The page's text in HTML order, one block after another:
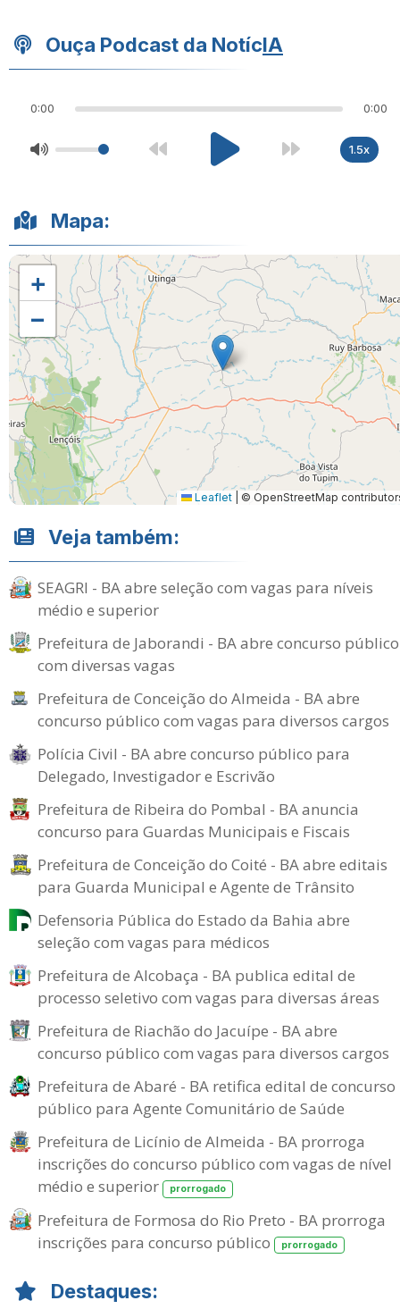
Ouça Podcast da NotícIA
0:00 0:00
1.5x
Mapa:
+
−
Leaflet © OpenStreetMap
Veja também:
SEAGRI - BA abre seleção com vagas para níveis
médio e superior
Prefeitura de Jaborandi - BA abre concurso público
com diversas vagas
Prefeitura de Conceição do Almeida - BA abre
concurso público com vagas para diversos cargos
Polícia Civil - BA abre concurso público para
Delegado, Investigador e Escrivão
Prefeitura de Ribeira do Pombal - BA anuncia
concurso para Guardas Municipais e Fiscais
Prefeitura de Conceição do Coité - BA abre editais
para Guarda Municipal e Agente de Trânsito
Defensoria Pública do Estado da Bahia abre
seleção com vagas para médicos
Prefeitura de Alcobaça - BA publica edital de
processo seletivo com vagas para diversas áreas
Prefeitura de Riachão do Jacuípe - BA abre
concurso público com vagas para diversos cargos
Prefeitura de Abaré - BA retifica edital de concurso
público para Agente Comunitário de Saúde
Prefeitura de Licínio de Almeida - BA prorroga
inscrições do concurso público com vagas de nível
médio e superior
prorrogado
Prefeitura de Formosa do Rio Preto - BA prorroga
inscrições para concurso público
prorrogado
Destaques: